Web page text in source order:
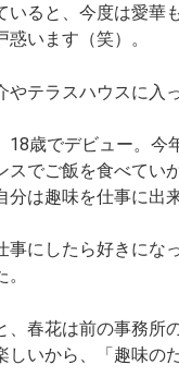
ると、今度は愛華
惑います（笑）。
テラスハウスに入
歳でデビュー。今
でご飯を食べてい
分は趣味を仕事に出
にしたら好きにな
、春花は前の事務所
いから、
「趣味の